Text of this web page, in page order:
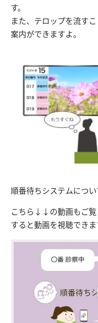
す。
また、テロップを流す
案内ができますよ。
順番待ちシステムにつ
こちら↓↓の動画もご覧
すると動画を視聴できま